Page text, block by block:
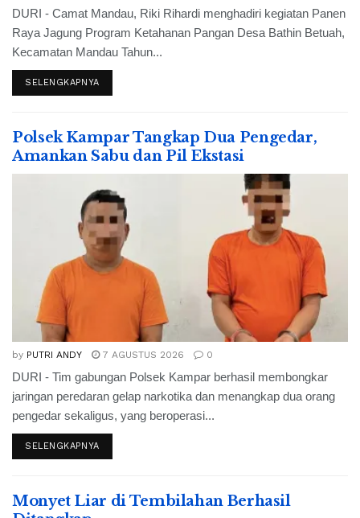
DURI - Camat Mandau, Riki Rihardi menghadiri kegiatan Panen
Raya Jagung Program Ketahanan Pangan Desa Bathin Betuah,
Kecamatan Mandau Tahun...
SELENGKAPNYA
Polsek Kampar Tangkap Dua Pengedar,
Amankan Sabu dan Pil Ekstasi
by PUTRI ANDY 7 AGUSTUS 2026 0
DURI - Tim gabungan Polsek Kampar berhasil membongkar
jaringan peredaran gelap narkotika dan menangkap dua orang
pengedar sekaligus, yang beroperasi...
SELENGKAPNYA
Monyet Liar di Tembilahan Berhasil